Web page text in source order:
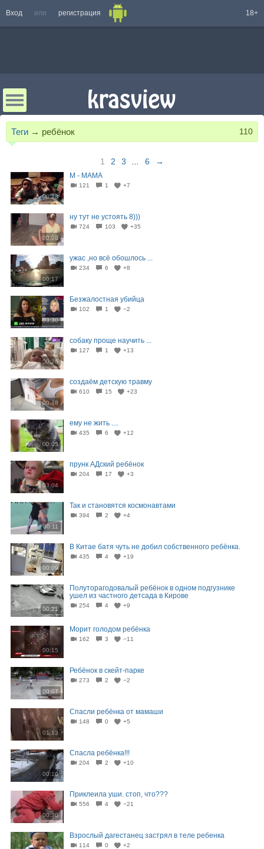
Вход или регистрация 18+
Теги → ребёнок 110
1 2 3 6 →
00:28
М - МАМА
121 1 +7
00:08
ну тут не устоять 8)))
724 103 +35
00:17
ужас ,но всё обошлось ...
234 6 +8
03:30
Безжалостная убийца
102 1 −2
00:26
собаку проще научить ...
127 1 +13
00:48
создаём детскую травму
610 15 +23
00:05
ему не жить ....
435 6 +12
03:04
прунк АДский ребёнок
204 17 +3
00:11
Так и становятся космонавтами
394 2 +4
00:09
В Китае батя чуть не добил собственного ребёнка.
435 4 +19
00:21
Полуторагодовалый ребёнок в одном подгузнике
ушел из частного детсада в Кирове
254 4 +9
00:15
Морит голодом ребёнка
162 3 −11
00:07
Ребёнок в скейт-парке
273 2 −2
01:13
Спасли ребёнка от мамаши
148 0 +5
00:10
Спасла ребёнка!!!
204 2 +10
00:30
Приклеила уши. стоп, что???
556 4 −21
Взрослый дагестанец застрял в теле ребенка
114 0 +2